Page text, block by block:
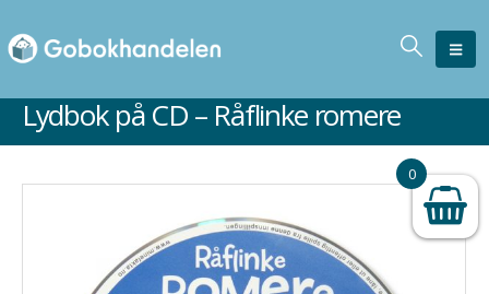
Lydbok på CD – Råflinke romere
0